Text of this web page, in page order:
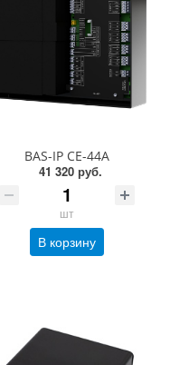
BAS-IP CE-44A
41 320 руб.
шт
В корзину